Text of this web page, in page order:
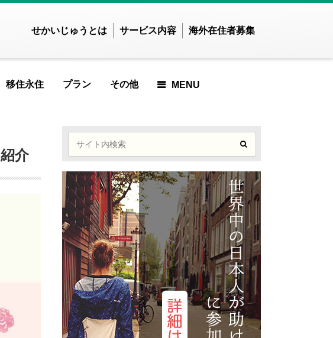
せかいじゅうとは サービス内容 海外在住者募集
ア
ナ
ア共和国
ウズベキスタン
カンボジア
シンガポール
スリランカ
タイ
ネパール
バングラデシュ
パキスタン
フィジー共和国
フィリピン
ベトナム
マカオ
マレーシア
ミャンマー
モルディブ共和国
ラオス
中国
その他
FEATURED ARTICLE
んでした
MOST VIEWED
ARTICLE
記事が見つかりませ
んでした
PICKUP ARTICLE
プラン
FEATURED ARTICLE
た
MOST VIEWED ARTICLE
記事が見つかりませんでし
た
PICKUP ARTICLE
記事が見つかりませんでし
移住永住
FEATURED ARTICLE
MOST VIEWED ARTICLE
記事が見つかりませんでした
PICKUP ARTICLE
んでした
んでした
ARTICLE
つかりませんでした
VIEWED ARTICLE
つかりませんでした
ARTICLE
FEATURED ARTICLE
事が見つかりませんでした
MOST VIEWED ARTICLE
記事が見つかりませんでした
PICKUP ARTICLE
ARTICLE
つかりませんでした
VIEWED ARTICLE
つかりませんでした
PICKUP ARTICLE
FEATURED ARTICLE
記事が見つかりませんでした
MOST VIEWED ARTICLE
記事が見つかりませんでした
PICKUP ARTICLE
せんでした
ARTICLE
せんでした
MENU
介